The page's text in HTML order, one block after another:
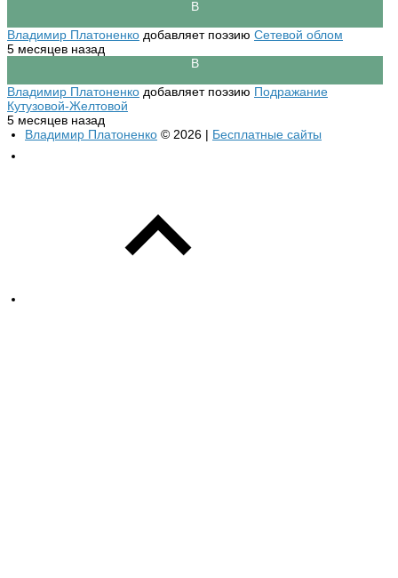
Владимир Платоненко добавляет поэзию Сетевой облом
5 месяцев назад
Владимир Платоненко добавляет поэзию Подражание
Кутузовой-Желтовой
5 месяцев назад
Владимир Платоненко © 2026 | Бесплатные сайты